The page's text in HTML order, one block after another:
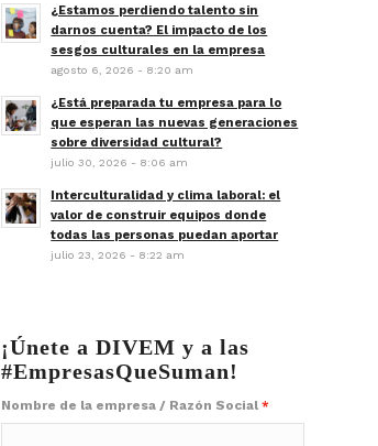
¿Estamos perdiendo talento sin
darnos cuenta? El impacto de los
sesgos culturales en la empresa
agosto 6, 2026 - 8:20 am
¿Está preparada tu empresa para lo
que esperan las nuevas generaciones
sobre diversidad cultural?
julio 30, 2026 - 8:06 am
Interculturalidad y clima laboral: el
valor de construir equipos donde
todas las personas puedan aportar
julio 23, 2026 - 8:22 am
¡Únete a DIVEM y a las
#EmpresasQueSuman!
Nombre de la empresa / Razón Social